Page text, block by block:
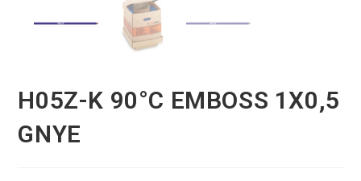
H05Z-K 90°C EMBOSS 1X0,5
GNYE